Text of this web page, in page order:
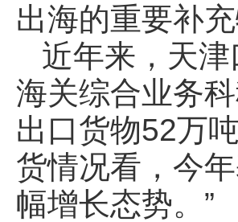
出海的重要补
近年来，天
海关综合业务
出口货物52万
货情况看，今
幅增长态势。”